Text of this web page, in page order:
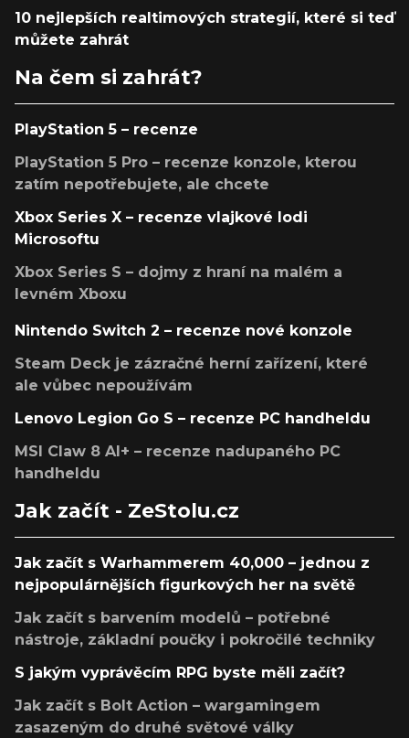
10 nejlepších realtimových strategií, které si teď
můžete zahrát
Na čem si zahrát?
PlayStation 5 – recenze
PlayStation 5 Pro – recenze konzole, kterou
zatím nepotřebujete, ale chcete
Xbox Series X – recenze vlajkové lodi
Microsoftu
Xbox Series S – dojmy z hraní na malém a
levném Xboxu
Nintendo Switch 2 – recenze nové konzole
Steam Deck je zázračné herní zařízení, které
ale vůbec nepoužívám
Lenovo Legion Go S – recenze PC handheldu
MSI Claw 8 AI+ – recenze nadupaného PC
handheldu
Jak začít - ZeStolu.cz
Jak začít s Warhammerem 40,000 – jednou z
nejpopulárnějších figurkových her na světě
Jak začít s barvením modelů – potřebné
nástroje, základní poučky i pokročilé techniky
S jakým vyprávěcím RPG byste měli začít?
Jak začít s Bolt Action – wargamingem
zasazeným do druhé světové války